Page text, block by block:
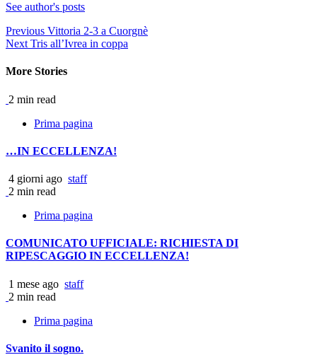
See author's posts
Continue
Reading
Previous Vittoria 2-3 a Cuorgnè
Next Tris all’Ivrea in coppa
More Stories
2 min read
Prima pagina
…IN ECCELLENZA!
4 giorni ago staff
2 min read
Prima pagina
COMUNICATO UFFICIALE: RICHIESTA DI
RIPESCAGGIO IN ECCELLENZA!
1 mese ago staff
2 min read
Prima pagina
Svanito il sogno.